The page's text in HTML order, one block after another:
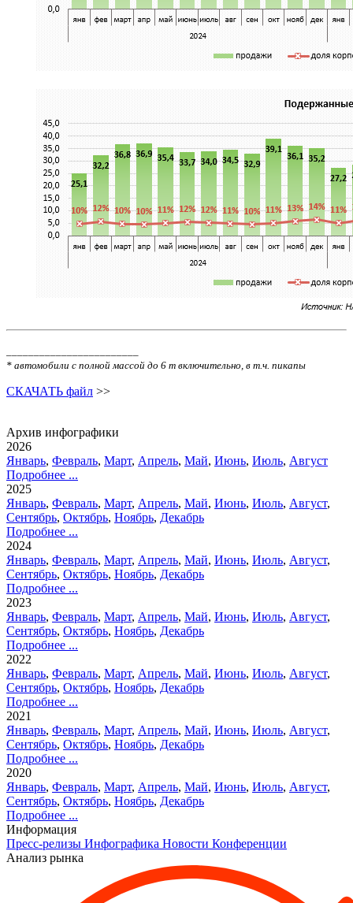
* автомобили с полной массой до 6 т включительно, в т.ч. пикапы
СКАЧАТЬ файл >>
Архив инфографики
2026
Январь, Февраль, Март, Апрель, Май, Июнь, Июль, Август
Подробнее ...
2025
Январь, Февраль, Март, Апрель, Май, Июнь, Июль, Август,
Сентябрь, Октябрь, Ноябрь, Декабрь
Подробнее ...
2024
Январь, Февраль, Март, Апрель, Май, Июнь, Июль, Август,
Сентябрь, Октябрь, Ноябрь, Декабрь
Подробнее ...
2023
Январь, Февраль, Март, Апрель, Май, Июнь, Июль, Август,
Сентябрь, Октябрь, Ноябрь, Декабрь
Подробнее ...
2022
Январь, Февраль, Март, Апрель, Май, Июнь, Июль, Август,
Сентябрь, Октябрь, Ноябрь, Декабрь
Подробнее ...
2021
Январь, Февраль, Март, Апрель, Май, Июнь, Июль, Август,
Сентябрь, Октябрь, Ноябрь, Декабрь
Подробнее ...
2020
Январь, Февраль, Март, Апрель, Май, Июнь, Июль, Август,
Сентябрь, Октябрь, Ноябрь, Декабрь
Подробнее ...
Информация
Пресс-релизы Инфографика Новости Конференции
Анализ рынка